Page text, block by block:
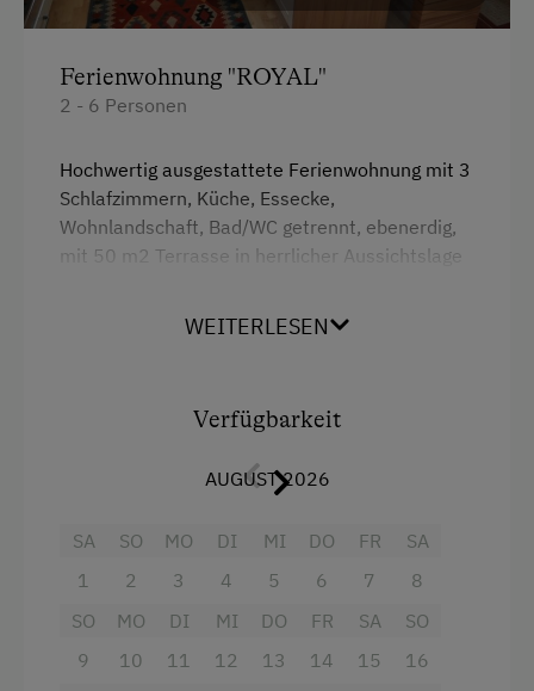
Spielzeug
Spielzimmer
Bettwäsche vorhanden
Brötchenservice
Geschirr vorhanden
Terrasse
Waschmaschine
Verpflegung
Ferienwohnung "ROYAL"
2 - 6 Personen
Hochwertig ausgestattete Ferienwohnung mit 3
Schlafzimmern, Küche, Essecke,
Wohnlandschaft, Bad/WC getrennt, ebenerdig,
mit 50 m2 Terrasse in herrlicher Aussichtslage
Aussicht auf eine Berglandschaft
Balkon/Terrasse
WEITERLESEN
Verfügbarkeit
AUGUST 2026
SA
1
SO
2
MO
3
DI
4
MI
5
DO
6
FR
7
SA
8
SO
9
MO
10
DI
11
MI
12
DO
13
FR
14
SA
15
SO
16